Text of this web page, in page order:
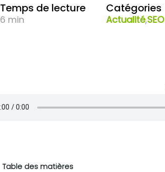
Temps de lecture
6 min
Catégories
Actualité,SEO
Table des matières